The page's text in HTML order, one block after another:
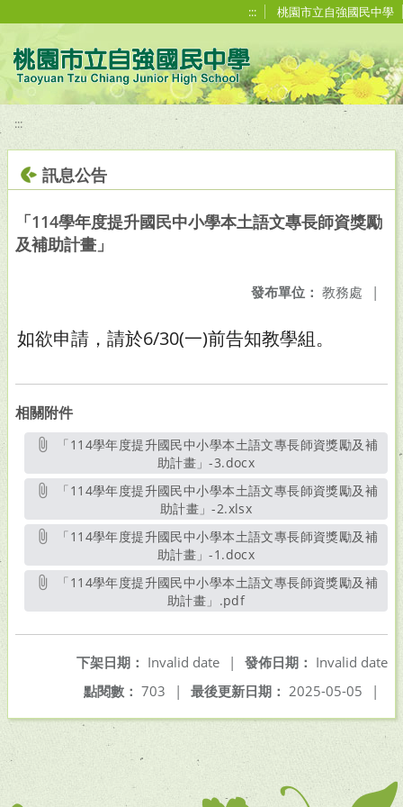
::: 桃園市立自強國民中學
:::
訊息公告
「114學年度提升國民中小學本土語文專長師資獎勵
及補助計畫」
發布單位： 教務處 |
如欲申請，請於6/30(一)前告知教學組。
相關附件
助計畫」-3.docx
助計畫」-2.xlsx
助計畫」-1.docx
助計畫」.pdf另開新視窗
發佈日期： Invalid date
下架日期： Invalid date
|
最後更新日期： 2025-05-05 |
點閱數： 703 |